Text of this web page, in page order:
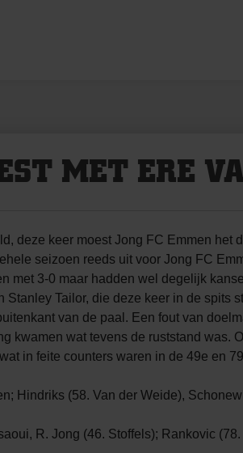
MET ERE
deze keer moest Jong FC Emmen het
seizoen reeds uit voor Jong FC
met 3-0 maar hadden wel degelijk
Tailor, die deze keer in de spits
van de paal. Een fout van
kwamen wat tevens de ruststand was.
in feite counters waren in de 49e en
Hindriks (58. Van der Weide),
R. Jong (46. Stoffels); Rankovic